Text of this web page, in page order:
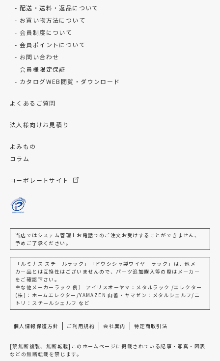
配送・送料・返品について
お買い物方法について
会員制度について
会員ポイントについて
お問い合わせ
会員様限定保証
カタログWEB閲覧・ダウンロード
よくあるご質問
法人様向けお見積り
よみもの
コラム
コーポレートサイト
当店ではシステム管理上お電話でのご注文お受けすることができません、
予めご了承ください。
「ルミナス スチールラック」「ドウシシャ製ワイヤーラック」は、他メー
カー品とは互換性はございませんので、パーツ追加購入等の際はメーカー
をご確認下さい。
主な他メーカーラック 例） アイリスオーヤマ：メタルラック /エレクター
(株)：ホームエレクター/YAMAZEN 山善・ヤマゼン：メタルシェルフ/ニ
トリ：スチールシェルフ など
個人情報保護方針 ご利用規約 会社案内 特定商取引法
[禁無断複製、無断転載]このホームページに掲載されている記事・写真・図表
などの無断転載を禁じます。